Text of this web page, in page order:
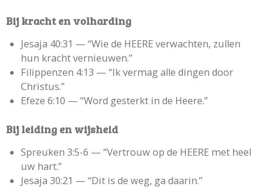
Bij kracht en volharding
Jesaja 40:31 — “Wie de HEERE verwachten, zullen
hun kracht vernieuwen.”
Filippenzen 4:13 — “Ik vermag alle dingen door
Christus.”
Efeze 6:10 — “Word gesterkt in de Heere.”
Bij leiding en wijsheid
Spreuken 3:5-6 — “Vertrouw op de HEERE met heel
uw hart.”
Jesaja 30:21 — “Dit is de weg, ga daarin.”